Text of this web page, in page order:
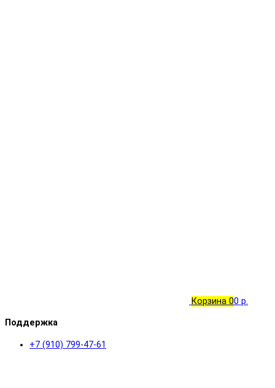
Корзина 00 р.
Поддержка
+7 (910) 799-47-61